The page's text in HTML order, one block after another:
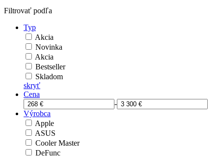
Filtrovať podľa
Typ
Akcia
Novinka
Akcia
Bestseller
Skladom
skryť
Cena
-
Výrobca
Apple
ASUS
Cooler Master
DeFunc